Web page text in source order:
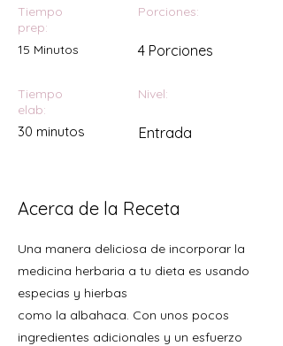
Tiempo
prep:
15 Minutos
Tiempo
elab:
30 minutos
Porciones:
4 Porciones
Nivel:
Entrada
Acerca de la Receta
Una manera deliciosa de incorporar la
medicina herbaria a tu dieta es usando
especias y hierbas
como la albahaca. Con unos pocos
ingredientes adicionales y un esfuerzo